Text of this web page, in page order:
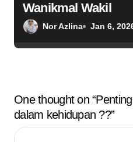
Wanikmal Wakil
Nor Azlina Jan 6,
One thought on
dalam kehidupan ??”